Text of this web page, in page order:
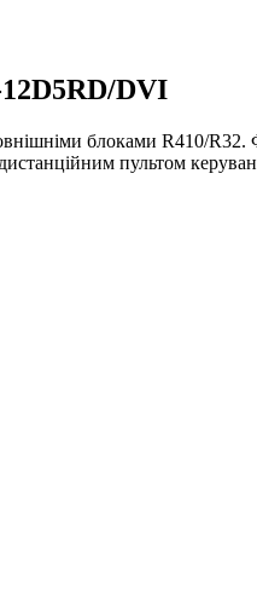
DVI
блоками R410/
пультом